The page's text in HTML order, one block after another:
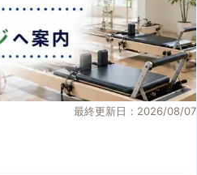
最終更新日：2026/08/07